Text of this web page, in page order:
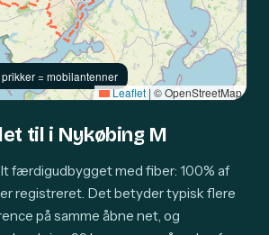
prikker = mobilantenner
Leaflet | © OpenStreetMap
til i Nykøbing M
færdigudbygget med fiber: 100% af
registreret. Det betyder typisk flere
på samme åbne net, og